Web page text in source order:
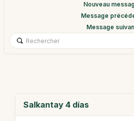
Nouveau
Message
Message
Salkantay 4 días